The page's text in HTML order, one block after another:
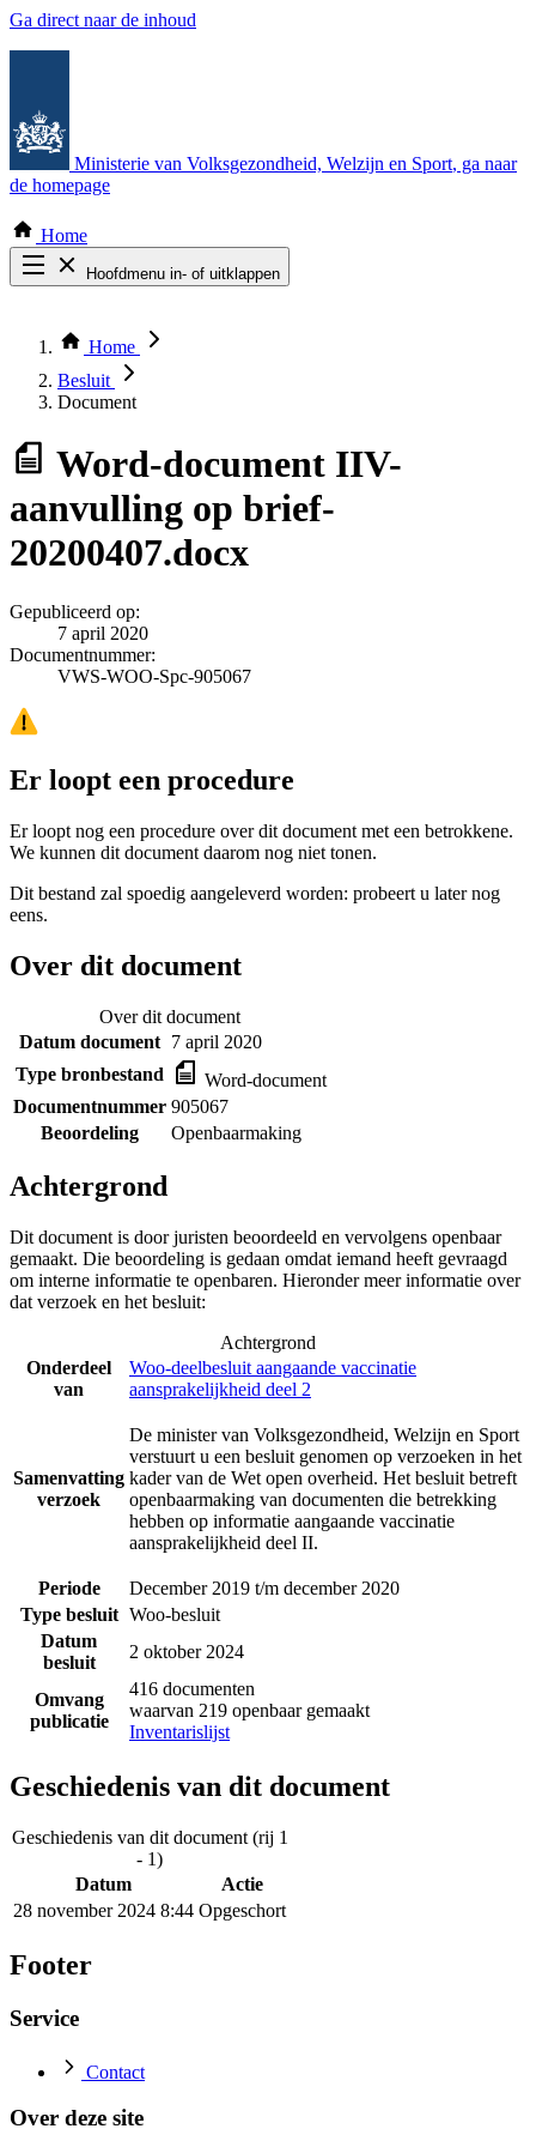
Ga direct naar de inhoud
Ministerie van Volksgezondheid, Welzijn en Sport, ga naar
de homepage
Home
Hoofdmenu in- of uitklappen
Thema COVID-19
Bekijk per bestuursorgaan
Home
Besluit
Document
Word-document IIV-
aanvulling op brief-
20200407.docx
Gepubliceerd op:
7 april 2020
Documentnummer:
VWS-WOO-Spc-905067
Er loopt een procedure
Er loopt nog een procedure over dit document met een betrokkene.
We kunnen dit document daarom nog niet tonen.
Dit bestand zal spoedig aangeleverd worden: probeert u later nog
eens.
Over dit document
Over dit document
Datum document 7 april 2020
Type bronbestand
Word-document
Documentnummer 905067
Beoordeling
Openbaarmaking
Achtergrond
Dit document is door juristen beoordeeld en vervolgens openbaar
gemaakt. Die beoordeling is gedaan omdat iemand heeft gevraagd
om interne informatie te openbaren. Hieronder meer informatie over
dat verzoek en het besluit:
Achtergrond
Onderdeel
van
Woo-deelbesluit aangaande vaccinatie
aansprakelijkheid deel 2
Samenvatting
verzoek
De minister van Volksgezondheid, Welzijn en Sport
verstuurt u een besluit genomen op verzoeken in het
kader van de Wet open overheid. Het besluit betreft
openbaarmaking van documenten die betrekking
hebben op informatie aangaande vaccinatie
aansprakelijkheid deel II.
Periode
December 2019 t/m december 2020
Type besluit Woo-besluit
Datum
besluit
2 oktober 2024
Omvang
publicatie
416 documenten
waarvan 219 openbaar gemaakt
Inventarislijst
Geschiedenis van dit document
Geschiedenis van dit document (rij 1
- 1)
Datum
Actie
28 november 2024 8:44 Opgeschort
Footer
Service
Contact
Over deze site